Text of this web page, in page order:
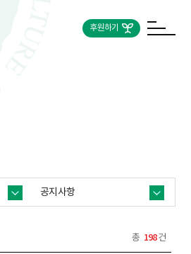
후원하기
공지사항
총 198건